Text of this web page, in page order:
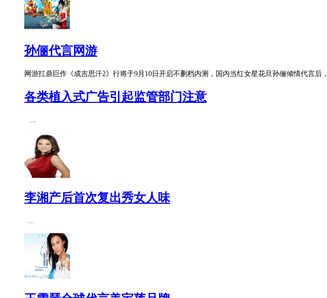
孙俪代言网游
网游扛鼎巨作《成吉思汗2》行将于9月10日开启不删档内测，国内当红女星花旦孙俪倾情代言
各类植入式广告引起监管部门注意
李湘产后首次复出秀女人味
...